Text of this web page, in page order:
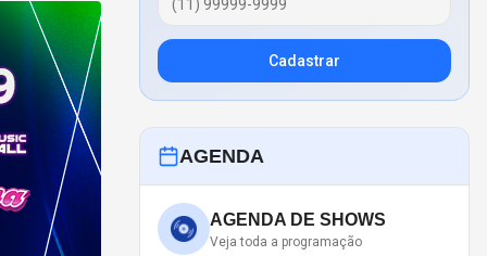
Cadastrar
AGENDA
AGENDA DE SHOWS
Veja toda a programação